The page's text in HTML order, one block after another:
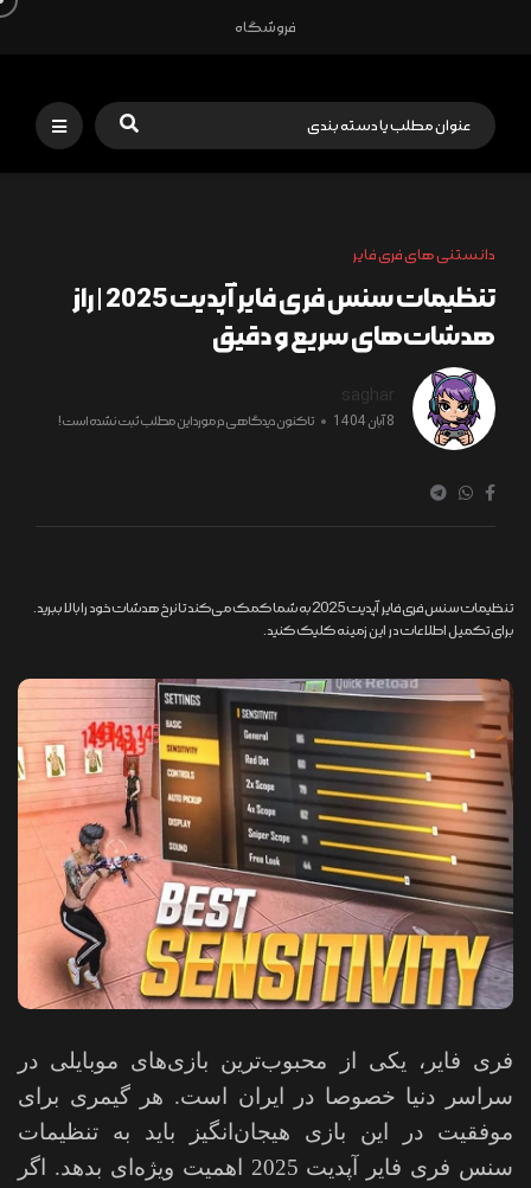
فروشگاه
دانستنی های فری فایر
تنظیمات سنس فری فایر آپدیت 2025 | راز
هدشات‌های سریع و دقیق
saghar
8 آبان 1404 تاکنون دیدگاهی در مورد این مطلب ثبت نشده است!
تنظیمات سنس فری فایر آپدیت 2025 به شما کمک می‌کند تا نرخ هدشات خود را بالا ببرید.
برای تکمیل اطلاعات در این زمینه کلیک کنید.
فری فایر، یکی از محبوب‌ترین بازی‌های موبایلی در
سراسر دنیا خصوصا در ایران است. هر گیمری برای
موفقیت در این بازی هیجان‌انگیز باید به تنظیمات
سنس فری فایر آپدیت 2025 اهمیت ویژه‌ای بدهد. اگر